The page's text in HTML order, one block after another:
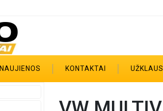
NAUJIENOS KONTAKTAI